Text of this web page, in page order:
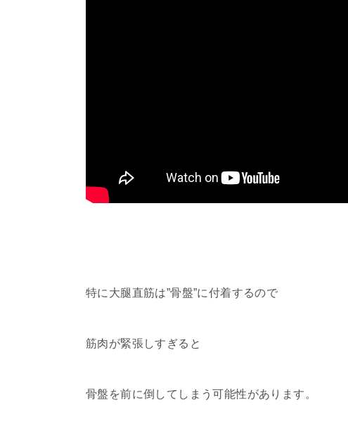
特に大腿直筋は”骨盤”に付着するので
筋肉が緊張しすぎると
骨盤を前に倒してしまう可能性があります。